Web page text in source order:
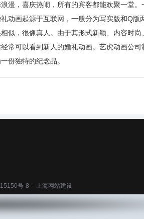
漫，喜庆热闹，所有的宾客都能欢聚一堂。
动画起源于互联网，一般分为写实版和Q版
似，很像真人。由于其形式新颖、内容时
常可以看到新人的婚礼动画。艺虎动画公
份独特的纪念品。
号-8 - 上海网站建设